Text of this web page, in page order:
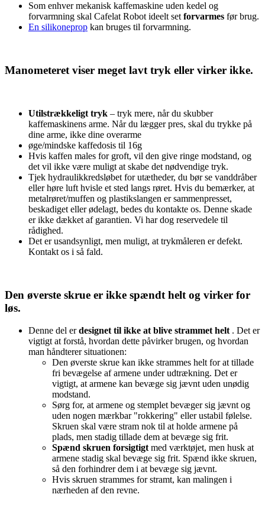
Som enhver mekanisk kaffemaskine uden kedel og
forvarmning skal Cafelat Robot ideelt setforvarmes før brug.
En silikoneprop kan bruges til forvarmning.
Manometeret viser meget lavt tryk eller virker ikke.
Utilstrækkeligt tryk – tryk mere, når du skubber
kaffemaskinens arme. Når du lægger pres, skal du trykke på
dine arme, ikke dine overarme
øge/mindske kaffedosis til 16g
Hvis kaffen males for groft, vil den give ringe modstand, og
det vil ikke være muligt at skabe det nødvendige tryk.
Tjek hydraulikkredsløbet for utætheder, du bør se vanddråber
eller høre luft hvisle et sted langs røret. Hvis du bemærker, at
metalrøret/muffen og plastikslangen er sammenpresset,
beskadiget eller ødelagt, bedes du kontakte os. Denne skade
er ikke dækket af garantien. Vi har dog reservedele til
rådighed.
Det er usandsynligt, men muligt, at trykmåleren er defekt.
Kontakt os i så fald.
Den øverste skrue er ikke spændt helt og virker for
løs.
Denne del erdesignet til ikke at blive strammet helt . Det er
vigtigt at forstå, hvordan dette påvirker brugen, og hvordan
man håndterer situationen:
Den øverste skrue kan ikke strammes helt for at tillade
fri bevægelse af armene under udtrækning. Det er
vigtigt, at armene kan bevæge sig jævnt uden unødig
modstand.
Sørg for, at armene og stemplet bevæger sig jævnt og
uden nogen mærkbar "rokkering" eller ustabil følelse.
Skruen skal være stram nok til at holde armene på
plads, men stadig tillade dem at bevæge sig frit.
Spænd skruen forsigtigt med værktøjet, men husk at
armene stadig skal bevæge sig frit. Spænd ikke skruen,
så den forhindrer dem i at bevæge sig jævnt.
Hvis skruen strammes for stramt, kan malingen i
nærheden af den revne.